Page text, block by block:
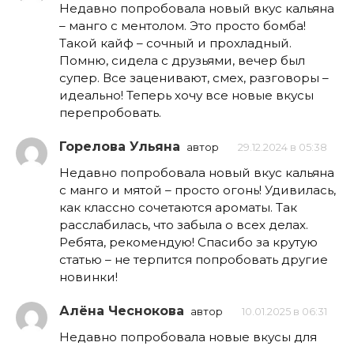
Недавно попробовала новый вкус кальяна
– манго с ментолом. Это просто бомба!
Такой кайф – сочный и прохладный.
Помню, сидела с друзьями, вечер был
супер. Все заценивают, смех, разговоры –
идеально! Теперь хочу все новые вкусы
перепробовать.
Горелова Ульяна автор 29.12.2024 в 05:38
Недавно попробовала новый вкус кальяна
с манго и мятой – просто огонь! Удивилась,
как классно сочетаются ароматы. Так
расслабилась, что забыла о всех делах.
Ребята, рекомендую! Спасибо за крутую
статью – не терпится попробовать другие
новинки!
Алёна Чеснокова автор 10.01.2025 в 06:31
Недавно попробовала новые вкусы для